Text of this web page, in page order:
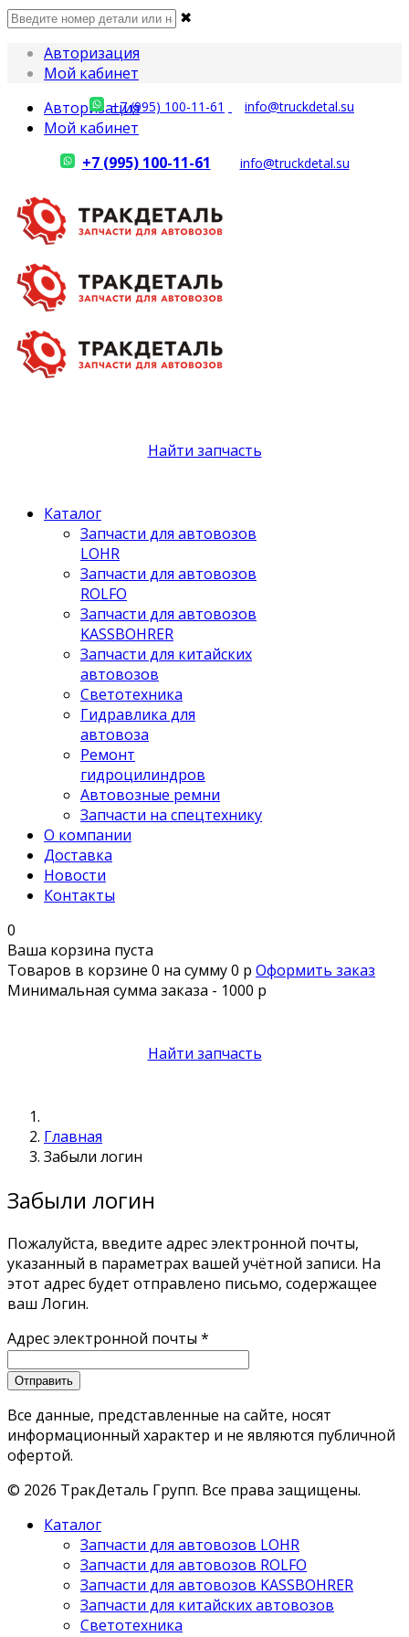
✖
Авторизация
Мой кабинет
+7 (995) 100-11-61 info@truckdetal.su
Авторизация
Мой кабинет
+7 (995) 100-11-61
info@truckdetal.su
Найти запчасть
Каталог
Запчасти для автовозов
LOHR
Запчасти для автовозов
ROLFO
Запчасти для автовозов
KASSBOHRER
Запчасти для китайских
автовозов
Светотехника
Гидравлика для
автовоза
Ремонт
гидроцилиндров
Автовозные ремни
Запчасти на спецтехнику
О компании
Доставка
Новости
Контакты
0
Ваша корзина пуста
Товаров в корзине 0 на сумму0 р Оформить заказ
Минимальная сумма заказа - 1000 р
Найти запчасть
Главная
Забыли логин
Забыли логин
Пожалуйста, введите адрес электронной почты,
указанный в параметрах вашей учётной записи. На
этот адрес будет отправлено письмо, содержащее
ваш Логин.
Адрес электронной почты *
Отправить
Все данные, представленные на сайте, носят
информационный характер и не являются публичной
офертой.
© 2026 ТракДеталь Групп. Все права защищены.
Каталог
Запчасти для автовозов LOHR
Запчасти для автовозов ROLFO
Запчасти для автовозов KASSBOHRER
Запчасти для китайских автовозов
Светотехника